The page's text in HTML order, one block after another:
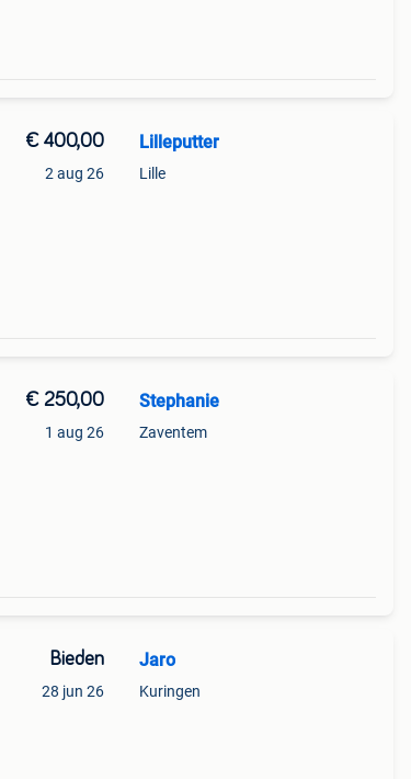
€ 400,00
2 aug 26
Lilleputter
Lille
€ 250,00
1 aug 26
Stephanie
Zaventem
Bieden
28 jun 26
Jaro
Kuringen